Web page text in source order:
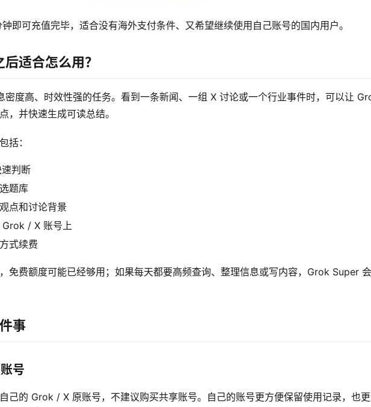
即可充值完毕，适合没有海外支付条件、又希望继续使用自己账号的国内用户。
适合怎么用？
密度高、时效性强的任务。看到一条新闻、一组 X 讨论或一个行业事件时，可以让
，并快速生成可读总结。
括：
判断
题库
点和讨论背景
Grok / X 账号上
式续费
免费额度可能已经够用；如果每天都要高频查询、整理信息或写内容，Grok Super
事
号
己的 Grok / X 原账号，不建议购买共享账号。自己的账号更方便保留使用记录，也